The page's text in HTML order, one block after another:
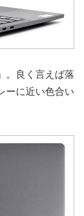
。良く言えば落
ーに近い色合い